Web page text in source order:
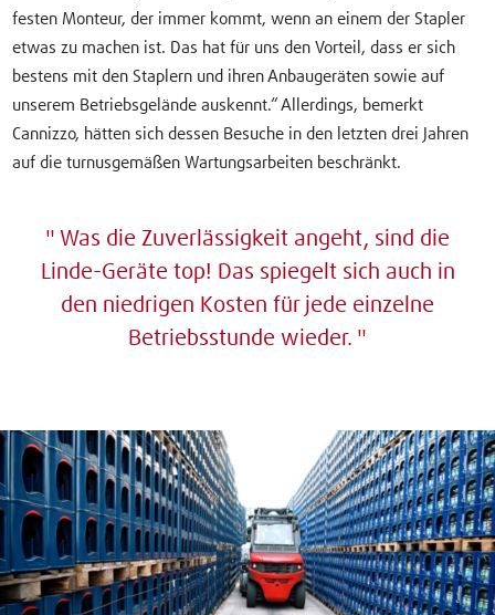
festen Monteur, der immer kommt, wenn an einem der Stapler
etwas zu machen ist. Das hat für uns den Vorteil, dass er sich
bestens mit den Staplern und ihren Anbaugeräten sowie auf
unserem Betriebsgelände auskennt.“ Allerdings, bemerkt
Cannizzo, hätten sich dessen Besuche in den letzten drei Jahren
auf die turnusgemäßen Wartungsarbeiten beschränkt.
Was die Zuverlässigkeit angeht, sind die
Linde-Geräte top! Das spiegelt sich auch in
den niedrigen Kosten für jede einzelne
Betriebsstunde wieder.